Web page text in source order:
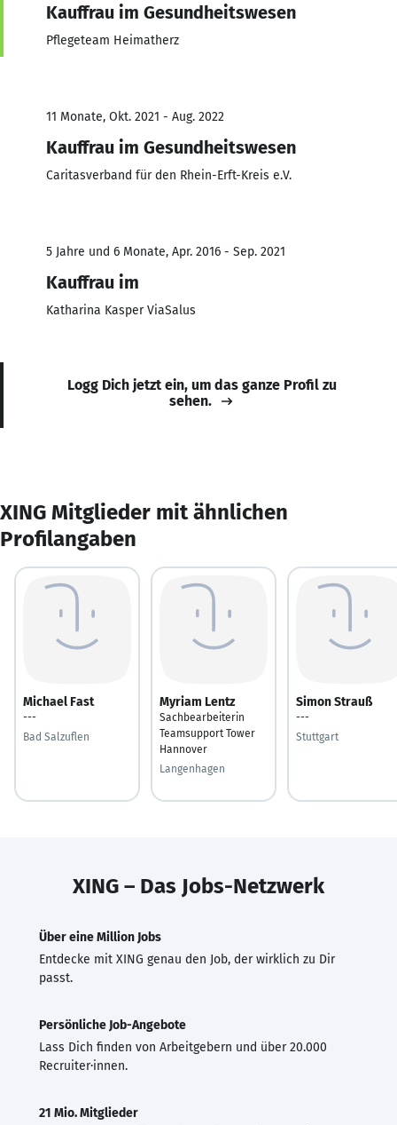
Kauffrau im Gesundheitswesen
Pflegeteam Heimatherz
11 Monate, Okt. 2021 - Aug. 2022
Kauffrau im Gesundheitswesen
Caritasverband für den Rhein-Erft-Kreis e.V.
5 Jahre und 6 Monate, Apr. 2016 - Sep. 2021
Kauffrau im
Katharina Kasper ViaSalus
Logg Dich jetzt ein, um das ganze Profil zu
sehen.
XING Mitglieder mit ähnlichen
Profilangaben
Michael Fast
---
Bad Salzuflen
Myriam Lentz
Sachbearbeiterin
Teamsupport Tower
Hannover
Langenhagen
Simon Strauß
---
Stuttgart
XING – Das Jobs-Netzwerk
Über eine Million Jobs
Entdecke mit XING genau den Job, der wirklich zu Dir
passt.
Persönliche Job-Angebote
Lass Dich finden von Arbeitgebern und über 20.000
Recruiter·innen.
21 Mio. Mitglieder